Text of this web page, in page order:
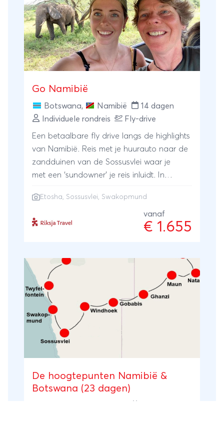
jouw persoonlijke wensen en ideeën door
en de reis wordt op maat voor je
samengesteld. Ook de vertrekdatum
bepaal jezelf!
Go Namibië
Botswana, Namibië
14 dagen
Individuele rondreis
Fly-drive
Een betaalbare fly drive langs de highlights
van Namibië. Reis met je huurauto naar de
zandduinen van de Sossusvlei waar je
met een ‘sundowner’ je reis inluidt. In
zeeleeuwen waarna je in Etosha National
Park speurt naar brullende leeuwen en
tetterende olifanten en zebra’s. Je slaapt in
van Namibië in een notendop.
Etosha, Sossusvlei, Swakopmund
vanaf
€ 1.655
De hoogtepunten Namibië &
Botswana (23 dagen)